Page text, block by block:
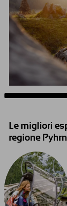
Le migliori
regione